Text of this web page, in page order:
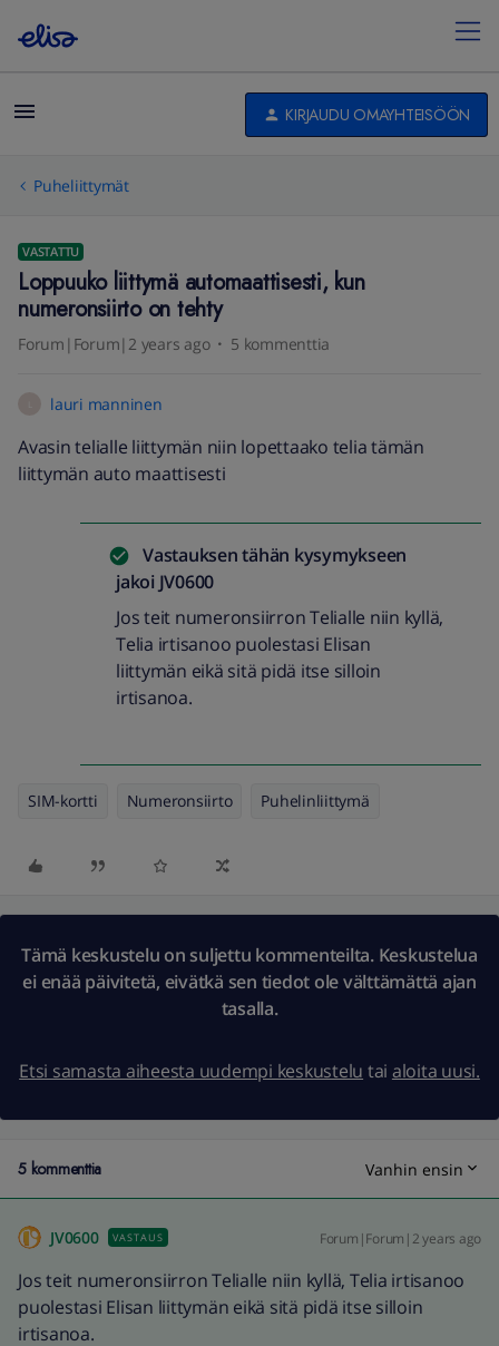
KIRJAUDU OMAYHTEISÖÖN
Puheliittymät
VASTATTU
Loppuuko liittymä automaattisesti, kun
numeronsiirto on tehty
Forum|Forum|2 years ago 5 kommenttia
lauri manninen
Avasin telialle liittymän niin lopettaako telia tämän
liittymän auto maattisesti
Vastauksen tähän kysymykseen
jakoi JV0600
Jos teit numeronsiirron Telialle niin kyllä,
Telia irtisanoo puolestasi Elisan
liittymän eikä sitä pidä itse silloin
irtisanoa.
SIM-kortti Numeronsiirto Puhelinliittymä
Tämä keskustelu on suljettu kommenteilta. Keskustelua
ei enää päivitetä, eivätkä sen tiedot ole välttämättä ajan
tasalla.
Etsi samasta aiheesta uudempi keskustelu tai aloita uusi.
5 kommenttia Vanhin ensin
JV0600 VASTAUS Forum|Forum|2 years ago
Jos teit numeronsiirron Telialle niin kyllä, Telia irtisanoo
puolestasi Elisan liittymän eikä sitä pidä itse silloin
irtisanoa.